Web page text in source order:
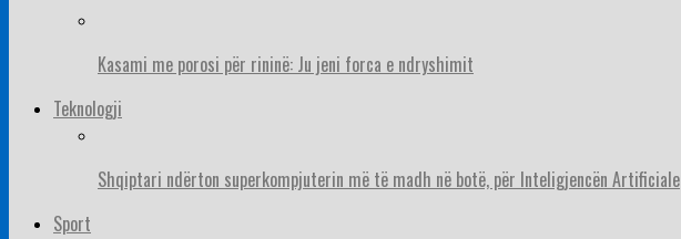
Kasami me porosi për rininë: Ju jeni forca e ndryshimit
Teknologji
Shqiptari ndërton superkompjuterin më të madh në botë, për Inteligjencën Artificiale
Sport